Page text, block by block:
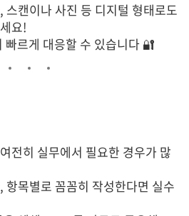
스캔이나 사진 등 디지털 형태로도
요!
빠르게 대응할 수 있습니다 🔐
전히 실무에서 필요한 경우가 많
항목별로 꼼꼼히 작성한다면 실수